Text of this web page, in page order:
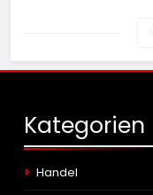
Kategorien
Handel